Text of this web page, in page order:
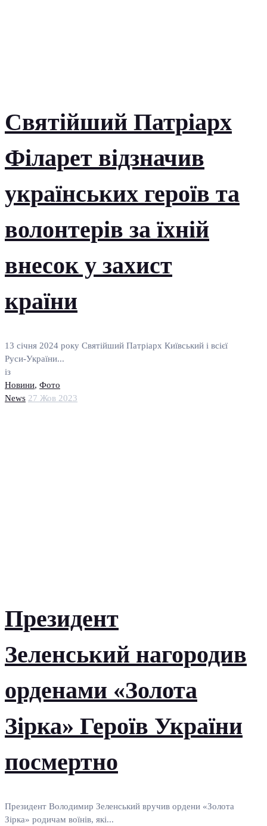
Святійший Патріарх
Філарет відзначив
українських героїв та
волонтерів за їхній
внесок у захист
країни
13 січня 2024 року Святійший Патріарх Київський і всієї
Руси-України...
із
Новини, Фото
News 27 Жов 2023
Президент
Зеленський нагородив
орденами «Золота
Зірка» Героїв України
посмертно
Президент Володимир Зеленський вручив ордени «Золота
Зірка» родичам воїнів, які...